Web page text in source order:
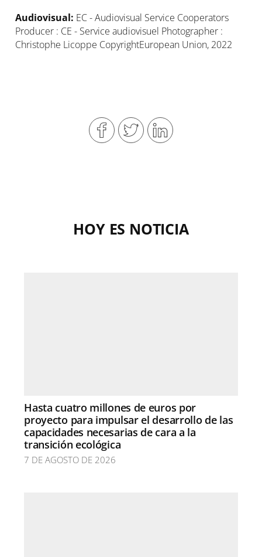
Audiovisual: EC - Audiovisual Service Cooperators
Producer : CE - Service audiovisuel Photographer :
Christophe Licoppe CopyrightEuropean Union, 2022
HOY ES NOTICIA
Hasta cuatro millones de euros por
proyecto para impulsar el desarrollo de las
capacidades necesarias de cara a la
transición ecológica
7 DE AGOSTO DE 2026